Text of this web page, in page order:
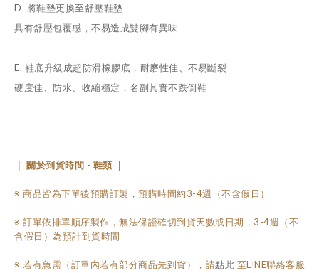
D. 將鞋墊更換至舒壓鞋墊
具有舒壓包覆感，不易造成雙腳有異味
E. 鞋底升級成超防滑橡膠底，耐磨性佳、不易斷裂
硬度佳、防水、收縮穩定，名副其實不跌倒鞋
｜ 關於到貨時間 - 鞋類 ｜
※ 商品皆為下單後預購訂製，預購時間約3-4週（不含假日）
※ 訂單依排單順序製作，無法保證確切到貨天數或日期，3-4週（不
含假日）為預計到貨時間
※ 若有急需（訂單內若有部分商品先到貨），請點此 至LINE聯絡客服